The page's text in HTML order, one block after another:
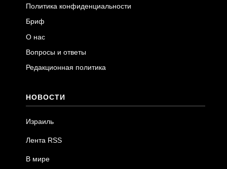
Политика конфиденциальности
Бриф
О нас
Вопросы и ответы
Редакционная политика
НОВОСТИ
Израиль
Лента RSS
В мире